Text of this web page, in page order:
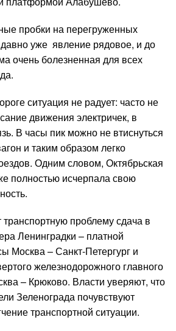
пробки на перегруженных
уже явление рядовое, и до
очень болезненная для всех
ситуация не радует: часто не
движения электричек, в
В часы пик можно не втиснуться
и таким образом легко
Одним словом, Октябрьская
полностью исчерпала свою
проблему сдача в
Ленинградки – платной
Москва – Санкт-Петергург и
железнодорожного главного
– Крюково. Власти уверяют, что
Зеленограда почувствуют
транспортной ситуации.